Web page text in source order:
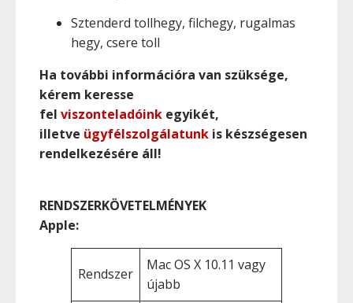
Sztenderd tollhegy, filchegy, rugalmas
hegy, csere toll
Ha további információra van szüksége,
kérem keresse
fel viszonteladóink egyikét,
illetve ügyfélszolgálatunk is készségesen
rendelkezésére áll!
RENDSZERKÖVETELMÉNYEK
Apple:
Rendszer
Mac OS X 10.11 vagy
újabb